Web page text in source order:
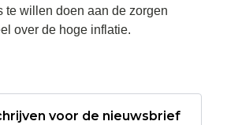
te willen doen aan de zorgen
over de hoge inflatie.
voor de nieuwsbrief